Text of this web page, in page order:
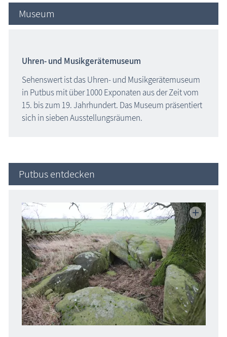
Museum
Uhren- und Musikgerätemuseum
Sehenswert ist das Uhren- und Musikgerätemuseum
in Putbus mit über 1000 Exponaten aus der Zeit vom
15. bis zum 19. Jahrhundert. Das Museum präsentiert
sich in sieben Ausstellungsräumen.
Putbus entdecken